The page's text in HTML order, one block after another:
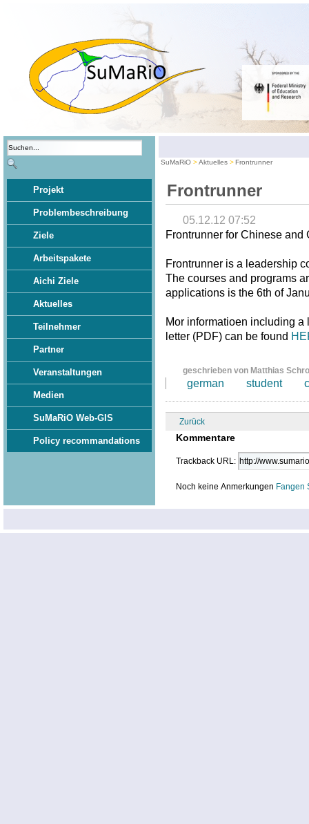
Projekt
Problembeschreibung
Ziele
Arbeitspakete
Aichi Ziele
Aktuelles
Teilnehmer
Partner
Veranstaltungen
Medien
SuMaRiO Web-GIS
Policy recommandations
SuMaRiO Aktuelles Frontrunner
Frontrunner
05.12.12 07:52
Frontrunner for Chinese and
Frontrunner is a leadership
The courses and programs
applications is the 6th of
Mor informatioen including
letter (PDF) can be found
geschrieben von Matthias
german student
Zurück
Kommentare
Trackback URL:
Noch keine Anmerkungen Fangen